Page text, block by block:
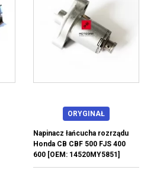
ORYGINAŁ
Napinacz łańcucha rozrządu
Honda CB CBF 500 FJS 400
600 [OEM: 14520MY5851]